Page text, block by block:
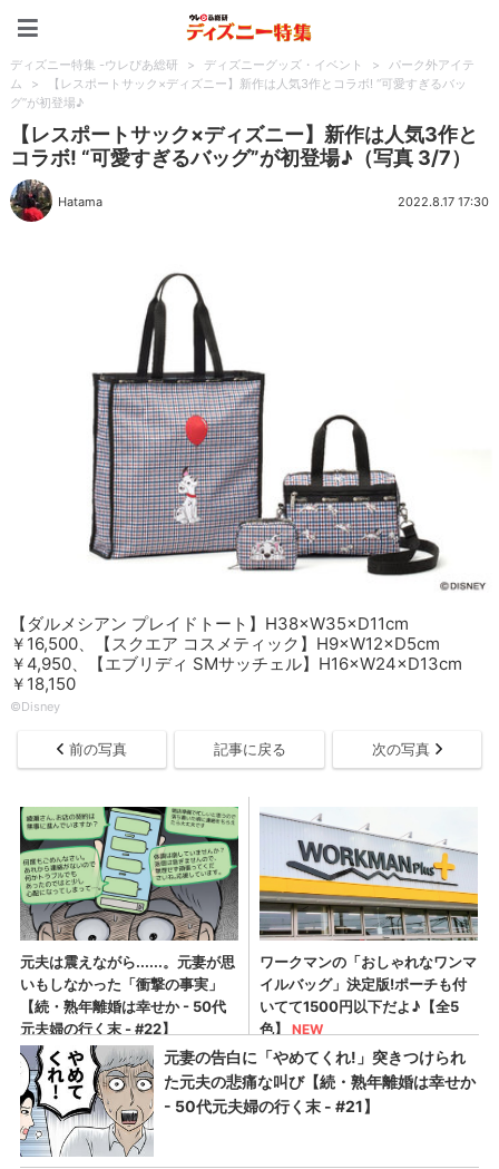
ディズニー特集 -ウレぴあ総研 > ディズニーグッズ・イベント >
パーク外アイテ
ム
>
【レスポートサック×ディズニー】新作は人気3作とコラボ! “可愛すぎるバッ
グ”が初登場♪
【レスポートサック×ディズニー】新作は人気3作と
コラボ! “可愛すぎるバッグ”が初登場♪（写真 3/7）
Hatama 2022.8.17 17:30
【ダルメシアン プレイドトート】H38×W35×D11cm
￥16,500、【スクエア コスメティック】H9×W12×D5cm
￥4,950、【エブリディ SMサッチェル】H16×W24×D13cm
￥18,150
©Disney
前の写真 記事に戻る 次の写真